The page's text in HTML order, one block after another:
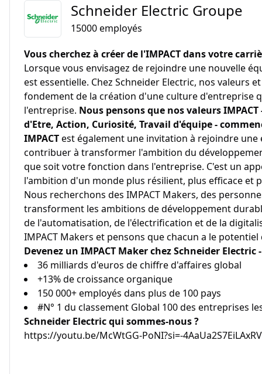
Schneider Electric Groupe
15000employés
Vous cherchez à créer de l'IMPACT dans votre
Lorsque vous envisagez de rejoindre une nouvelle
est essentielle. Chez Schneider Electric, nos valeurs
fondement de la création d'une culture d'entreprise
l'entreprise. Nous pensons que nos valeurs
d'Etre, Action, Curiosité, Travail d'équipe -
IMPACTest également une invitation à rejoindre
contribuer à transformer l'ambition du
que soit votre fonction dans l'entreprise. C'est un
l'ambition d'un monde plus résilient, plus efficace et
Nous recherchons des IMPACT Makers, des
transforment les ambitions de développement
de l'automatisation, de l'électrification et de la
IMPACT Makers et pensons que chacun a le
Devenez un IMPACT Maker chez Schneider
36 milliards d'euros de chiffre d'affaires global
+13% de croissance organique
150 000+ employés dans plus de 100 pays
#N° 1 du classement Global 100 des entreprises
Schneider Electric qui sommes-nous ?
https://youtu.be/McWtGG-PoNI?si=-